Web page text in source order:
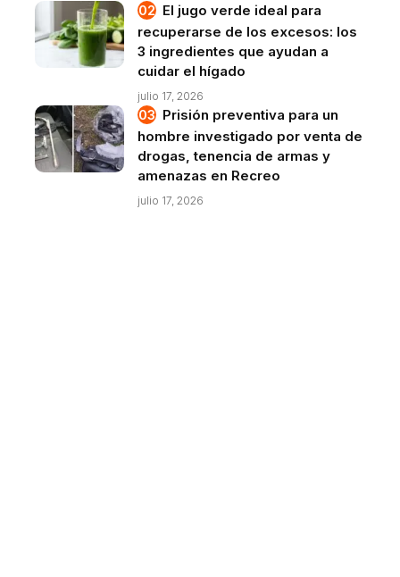
El jugo verde ideal para
recuperarse de los excesos: los
3 ingredientes que ayudan a
cuidar el hígado
julio 17, 2026
Prisión preventiva para un
hombre investigado por venta de
drogas, tenencia de armas y
amenazas en Recreo
julio 17, 2026